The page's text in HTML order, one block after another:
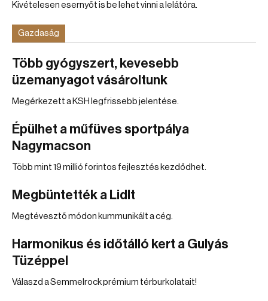
Kivételesen esernyőt is be lehet vinni a lelátóra.
Gazdaság
Több gyógyszert, kevesebb
üzemanyagot vásároltunk
Megérkezett a KSH legfrissebb jelentése.
Épülhet a műfüves sportpálya
Nagymacson
Több mint 19 millió forintos fejlesztés kezdődhet.
Megbüntették a Lidlt
Megtévesztő módon kummunikált a cég.
Harmonikus és időtálló kert a Gulyás
Tüzéppel
Válaszd a Semmelrock prémium térburkolatait!